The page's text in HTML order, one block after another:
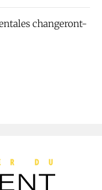
changeront-